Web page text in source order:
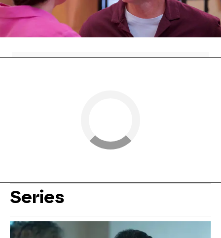
Nova » Series » Mi fortuna es amarte
» Mejores
momentos
Series